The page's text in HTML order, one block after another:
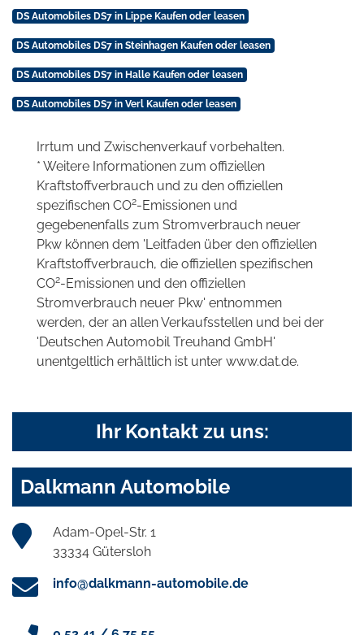
DS Automobiles DS7 in Lippe Kaufen oder leasen
DS Automobiles DS7 in Steinhagen Kaufen oder leasen
DS Automobiles DS7 in Halle Kaufen oder leasen
DS Automobiles DS7 in Verl Kaufen oder leasen
Irrtum und Zwischenverkauf vorbehalten.
* Weitere Informationen zum offiziellen
Kraftstoffverbrauch und zu den offiziellen
spezifischen CO2-Emissionen und
gegebenenfalls zum Stromverbrauch neuer
Pkw können dem 'Leitfaden über den offiziellen
Kraftstoffverbrauch, die offiziellen spezifischen
CO2-Emissionen und den offiziellen
Stromverbrauch neuer Pkw' entnommen
werden, der an allen Verkaufsstellen und bei der
'Deutschen Automobil Treuhand GmbH'
unentgeltlich erhältlich ist unter www.dat.de.
Ihr Kontakt zu uns:
Dalkmann Automobile
Adam-Opel-Str. 1
33334 Gütersloh
info@dalkmann-automobile.de